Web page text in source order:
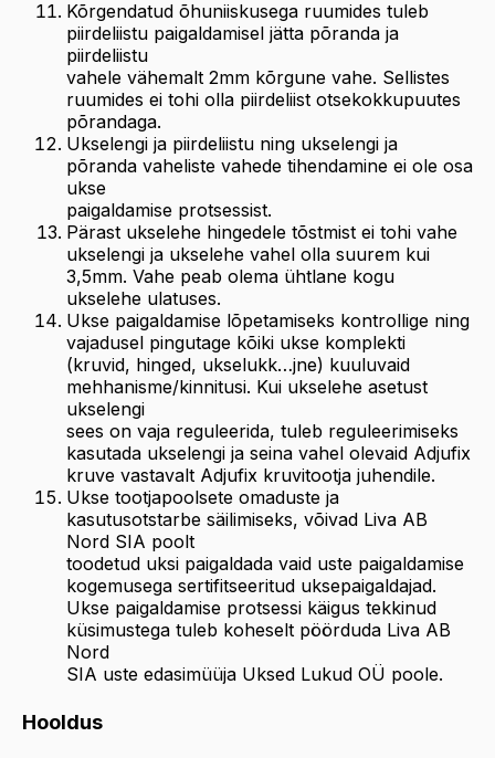
Kõrgendatud õhuniiskusega ruumides tuleb
piirdeliistu paigaldamisel jätta põranda ja
piirdeliistu
vahele vähemalt 2mm kõrgune vahe. Sellistes
ruumides ei tohi olla piirdeliist otsekokkupuutes
põrandaga.
Ukselengi ja piirdeliistu ning ukselengi ja
põranda vaheliste vahede tihendamine ei ole osa
ukse
paigaldamise protsessist.
Pärast ukselehe hingedele tõstmist ei tohi vahe
ukselengi ja ukselehe vahel olla suurem kui
3,5mm. Vahe peab olema ühtlane kogu
ukselehe ulatuses.
Ukse paigaldamise lõpetamiseks kontrollige ning
vajadusel pingutage kõiki ukse komplekti
(kruvid, hinged, ukselukk…jne) kuuluvaid
mehhanisme/kinnitusi. Kui ukselehe asetust
ukselengi
sees on vaja reguleerida, tuleb reguleerimiseks
kasutada ukselengi ja seina vahel olevaid Adjufix
kruve vastavalt Adjufix kruvitootja juhendile.
Ukse tootjapoolsete omaduste ja
kasutusotstarbe säilimiseks, võivad Liva AB
Nord SIA poolt
toodetud uksi paigaldada vaid uste paigaldamise
kogemusega sertifitseeritud uksepaigaldajad.
Ukse paigaldamise protsessi käigus tekkinud
küsimustega tuleb koheselt pöörduda Liva AB
Nord
SIA uste edasimüüja Uksed Lukud OÜ poole.
Hooldus